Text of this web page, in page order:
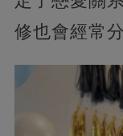
修也會經常